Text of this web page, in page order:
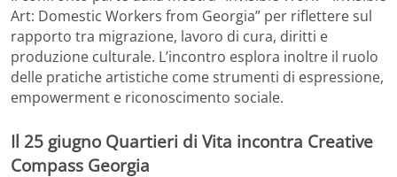
Art: Domestic Workers from Georgia” per riflettere sul
rapporto tra migrazione, lavoro di cura, diritti e
produzione culturale. L’incontro esplora inoltre il ruolo
delle pratiche artistiche come strumenti di espressione,
empowerment e riconoscimento sociale.
Il 25 giugno Quartieri di Vita incontra Creative
Compass Georgia